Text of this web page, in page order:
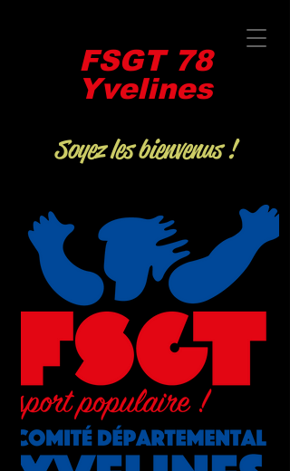
FSGT 78​
Yvelines
Soyez les bienvenus !